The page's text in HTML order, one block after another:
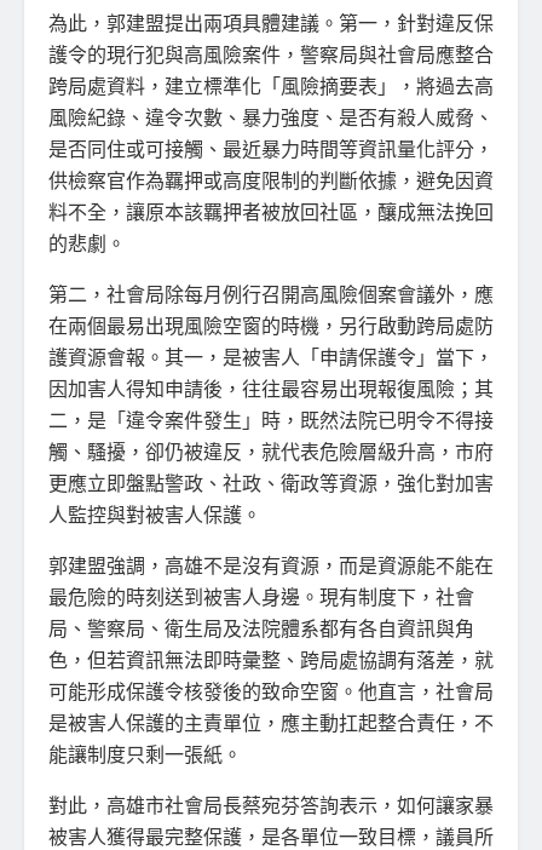
為此，郭建盟提出兩項具體建議。第一，針對違反保
護令的現行犯與高風險案件，警察局與社會局應整合
跨局處資料，建立標準化「風險摘要表」，將過去高
風險紀錄、違令次數、暴力強度、是否有殺人威脅、
是否同住或可接觸、最近暴力時間等資訊量化評分，
供檢察官作為羈押或高度限制的判斷依據，避免因資
料不全，讓原本該羈押者被放回社區，釀成無法挽回
的悲劇。
第二，社會局除每月例行召開高風險個案會議外，應
在兩個最易出現風險空窗的時機，另行啟動跨局處防
護資源會報。其一，是被害人「申請保護令」當下，
因加害人得知申請後，往往最容易出現報復風險；其
二，是「違令案件發生」時，既然法院已明令不得接
觸、騷擾，卻仍被違反，就代表危險層級升高，市府
更應立即盤點警政、社政、衛政等資源，強化對加害
人監控與對被害人保護。
郭建盟強調，高雄不是沒有資源，而是資源能不能在
最危險的時刻送到被害人身邊。現有制度下，社會
局、警察局、衛生局及法院體系都有各自資訊與角
色，但若資訊無法即時彙整、跨局處協調有落差，就
可能形成保護令核發後的致命空窗。他直言，社會局
是被害人保護的主責單位，應主動扛起整合責任，不
能讓制度只剩一張紙。
對此，高雄市社會局長蔡宛芬答詢表示，如何讓家暴
被害人獲得最完整保護，是各單位一致目標，議員所